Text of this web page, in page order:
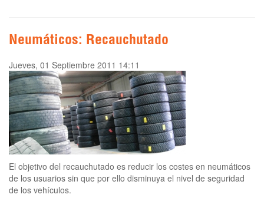
Neumáticos: Recauchutado
Jueves, 01 Septiembre 2011 14:11
El objetivo del recauchutado es reducir los costes en neumáticos
de los usuarios sin que por ello disminuya el nivel de seguridad
de los vehículos.